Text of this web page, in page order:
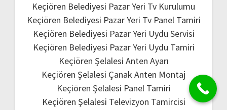
Keçiören Belediyesi Pazar Yeri Tv Kurulumu
Keçiören Belediyesi Pazar Yeri Tv Panel Tamiri
Keçiören Belediyesi Pazar Yeri Uydu Servisi
Keçiören Belediyesi Pazar Yeri Uydu Tamiri
Keçiören Şelalesi Anten Ayarı
Keçiören Şelalesi Çanak Anten Montaj
Keçiören Şelalesi Panel Tamiri
Keçiören Şelalesi Televizyon Tamircisi